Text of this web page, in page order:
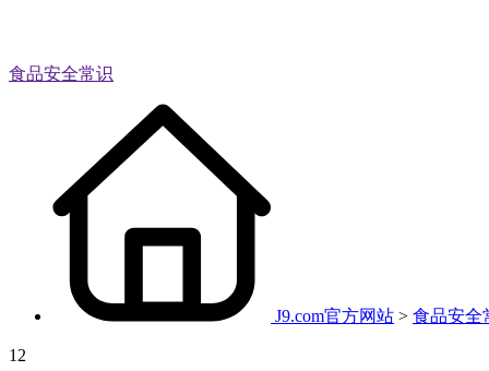
食品安全常识
J9.com官方网站 > 食品安全
12